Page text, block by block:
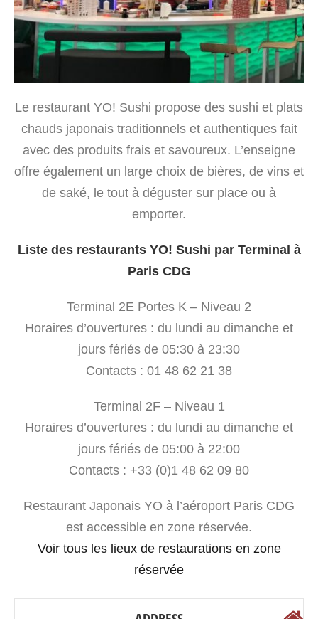
Le restaurant YO! Sushi propose des sushi et plats
chauds japonais traditionnels et authentiques fait
avec des produits frais et savoureux. L’enseigne
offre également un large choix de bières, de vins et
de saké, le tout à déguster sur place ou à
emporter.
Liste des restaurants YO! Sushi par Terminal à
Paris CDG
Terminal 2E Portes K – Niveau 2
Horaires d’ouvertures : du lundi au dimanche et
jours fériés de 05:30 à 23:30
Contacts : 01 48 62 21 38
Terminal 2F – Niveau 1
Horaires d’ouvertures : du lundi au dimanche et
jours fériés de 05:00 à 22:00
Contacts : +33 (0)1 48 62 09 80
Restaurant Japonais YO à l’aéroport Paris CDG
est accessible en zone réservée.
Voir tous les lieux de restaurations en zone
réservée